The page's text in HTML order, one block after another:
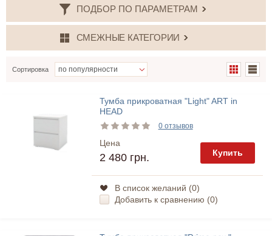
ПОДБОР ПО ПАРАМЕТРАМ
СМЕЖНЫЕ КАТЕГОРИИ
Сортировка
Тумба прикроватная "Light" ART in
HEAD
0 отзывов
Цена
2 480 грн. Купить
В список желаний (0)
Добавить к сравнению (0)